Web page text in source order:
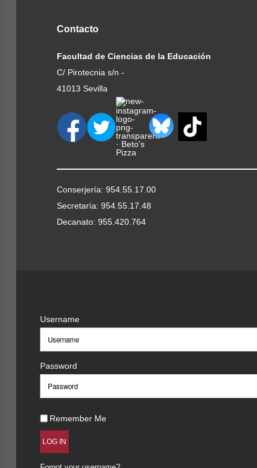
Contacto
Facultad de Ciencias de la Educación
C/ Pirotecnia s/n -
41013 Sevilla
Conserjería: 954.55.17.00
Secretaría: 954.55.17.48
Decanato: 955.420.764
Username
Password
Remember Me
LOG IN